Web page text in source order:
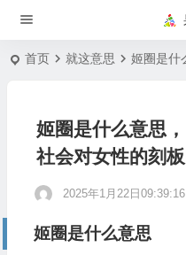
首页 就这意思 姬圈是什
姬圈是什么意思
社会对女性的刻
2025年1月22日09:39:16
姬圈是什么意思